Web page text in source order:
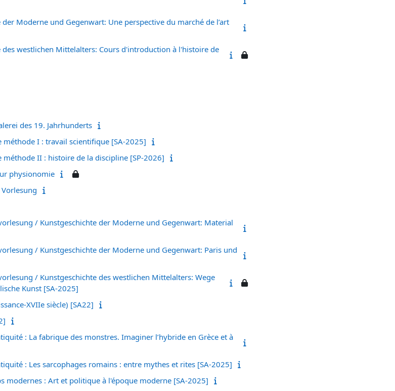
Moderne und Gegenwart: Une perspective du marché de l’art
westlichen Mittelalters: Cours d'introduction à l'histoire de
des 19. Jahrhunderts
I : travail scientifique [SA-2025]
II : histoire de la discipline [SP-2026]
physionomie
/ Kunstgeschichte der Moderne und Gegenwart: Material
/ Kunstgeschichte der Moderne und Gegenwart: Paris und
/ Kunstgeschichte des westlichen Mittelalters: Wege
Kunst [SA-2025]
XVIIe siècle) [SA22]
: La fabrique des monstres. Imaginer l’hybride en Grèce et à
: Les sarcophages romains : entre mythes et rites [SA-2025]
modernes : Art et politique à l'époque moderne [SA-2025]